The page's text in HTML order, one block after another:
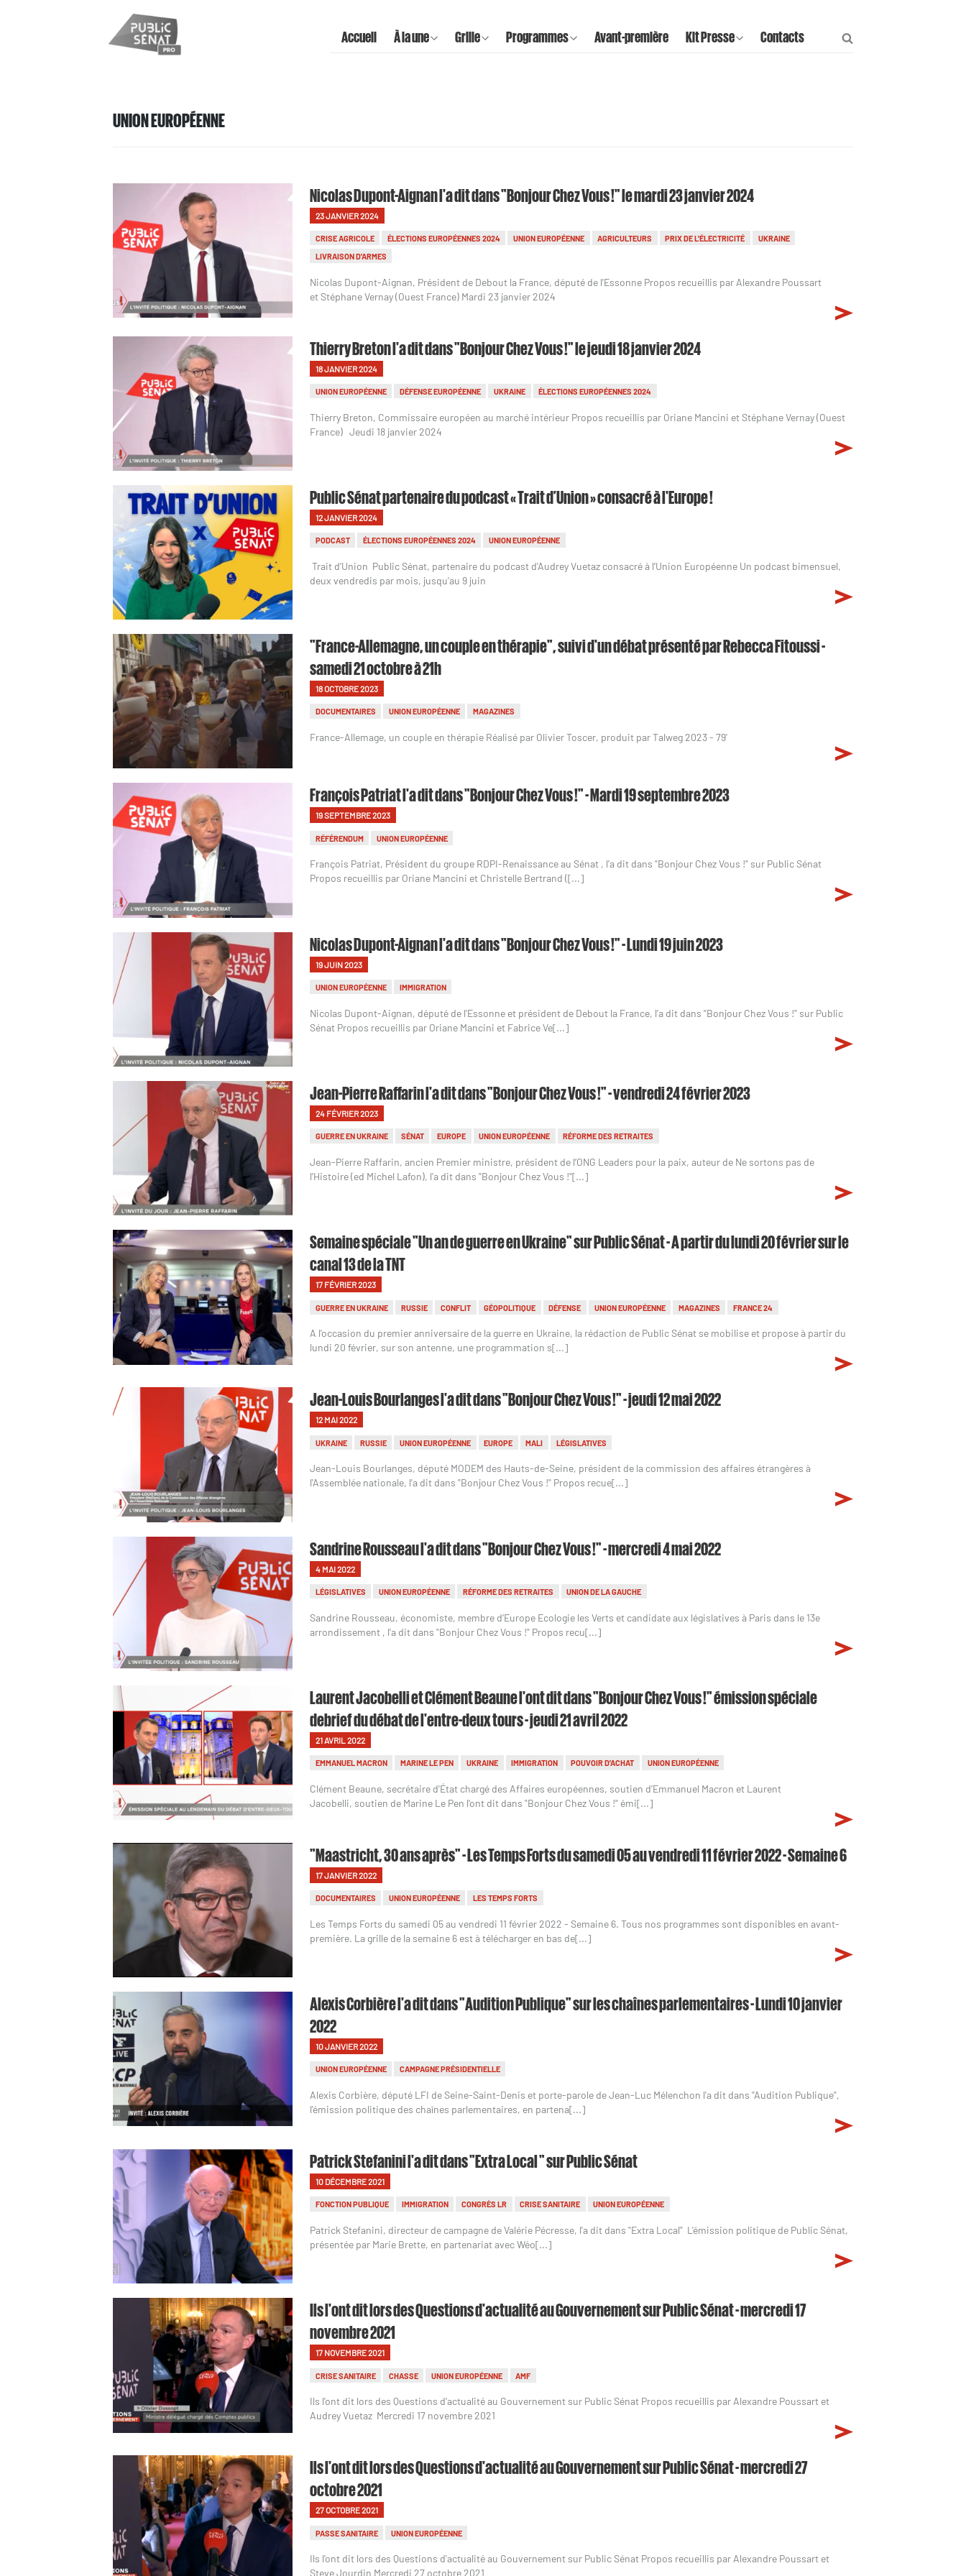
Accueil À la une Grille Programmes Avant-première Kit Presse Contacts
UNION EUROPÉENNE
Nicolas Dupont-Aignan l'a dit dans "Bonjour Chez Vous !" le mardi 23 janvier 2024
23 JANVIER 2024
CRISE AGRICOLE ÉLECTIONS EUROPÉENNES 2024 UNION EUROPÉENNE AGRICULTEURS PRIX DE L'ÉLECTRICITÉ
UKRAINE
LIVRAISON D'ARMES
Nicolas Dupont-Aignan, Président de Debout la France, député de l'Essonne Propos recueillis par Alexandre Poussart
et Stéphane Vernay (Ouest France) Mardi 23 janvier 2024
Thierry Breton l'a dit dans "Bonjour Chez Vous !" le jeudi 18 janvier 2024
18 JANVIER 2024
UNION EUROPÉENNE DÉFENSE EUROPÉENNE UKRAINE ÉLECTIONS EUROPÉENNES 2024
Thierry Breton, Commissaire européen au marché intérieur Propos recueillis par Oriane Mancini et Stéphane Vernay (Ouest
France) Jeudi 18 janvier 2024
Public Sénat partenaire du podcast « Trait d’Union » consacré à l'Europe !
12 JANVIER 2024
PODCAST ÉLECTIONS EUROPÉENNES 2024 UNION EUROPÉENNE
Trait d’Union Public Sénat, partenaire du podcast d'Audrey Vuetaz consacré à l’Union Européenne Un podcast bimensuel,
deux vendredis par mois, jusqu'au 9 juin
"France-Allemagne, un couple en thérapie", suivi d'un débat présenté par Rebecca Fitoussi -
samedi 21 octobre à 21h
18 OCTOBRE 2023
DOCUMENTAIRES UNION EUROPÉENNE MAGAZINES
France-Allemage, un couple en thérapie Réalisé par Olivier Toscer, produit par Talweg 2023 - 79'
François Patriat l'a dit dans "Bonjour Chez Vous !" - Mardi 19 septembre 2023
19 SEPTEMBRE 2023
RÉFÉRENDUM UNION EUROPÉENNE
François Patriat, Président du groupe RDPI-Renaissance au Sénat , l'a dit dans "Bonjour Chez Vous !" sur Public Sénat
Propos recueillis par Oriane Mancini et Christelle Bertrand ([...]
Nicolas Dupont-Aignan l'a dit dans "Bonjour Chez Vous !" - Lundi 19 juin 2023
19 JUIN 2023
UNION EUROPÉENNE IMMIGRATION
Nicolas Dupont-Aignan, député de l'Essonne et président de Debout la France, l'a dit dans "Bonjour Chez Vous !" sur Public
Sénat Propos recueillis par Oriane Mancini et Fabrice Ve[...]
Jean-Pierre Raffarin l'a dit dans "Bonjour Chez Vous !" - vendredi 24 février 2023
24 FÉVRIER 2023
GUERRE EN UKRAINE SÉNAT EUROPE UNION EUROPÉENNE RÉFORME DES RETRAITES
Jean-Pierre Raffarin, ancien Premier ministre, président de l’ONG Leaders pour la paix, auteur de Ne sortons pas de
l’Histoire (ed Michel Lafon), l'a dit dans "Bonjour Chez Vous !"[...]
Semaine spéciale "Un an de guerre en Ukraine" sur Public Sénat - A partir du lundi 20 février sur le
canal 13 de la TNT
17 FÉVRIER 2023
GUERRE EN UKRAINE RUSSIE CONFLIT GÉOPOLITIQUE DÉFENSE UNION EUROPÉENNE MAGAZINES FRANCE 24
A l'occasion du premier anniversaire de la guerre en Ukraine, la rédaction de Public Sénat se mobilise et propose à partir du
lundi 20 février, sur son antenne, une programmation s[...]
Jean-Louis Bourlanges l'a dit dans "Bonjour Chez Vous !" - jeudi 12 mai 2022
12 MAI 2022
UKRAINE RUSSIE UNION EUROPÉENNE EUROPE MALI LÉGISLATIVES
Jean-Louis Bourlanges, député MODEM des Hauts-de-Seine, président de la commission des affaires étrangères à
l'Assemblée nationale, l'a dit dans "Bonjour Chez Vous !" Propos recue[...]
Sandrine Rousseau l'a dit dans "Bonjour Chez Vous !" - mercredi 4 mai 2022
4 MAI 2022
LÉGISLATIVES UNION EUROPÉENNE RÉFORME DES RETRAITES UNION DE LA GAUCHE
Sandrine Rousseau, économiste, membre d’Europe Ecologie les Verts et candidate aux législatives à Paris dans le 13e
arrondissement , l'a dit dans "Bonjour Chez Vous !" Propos recu[...]
Laurent Jacobelli et Clément Beaune l'ont dit dans "Bonjour Chez Vous !" émission spéciale
debrief du débat de l'entre-deux tours - jeudi 21 avril 2022
21 AVRIL 2022
EMMANUEL MACRON MARINE LE PEN UKRAINE IMMIGRATION POUVOIR D'ACHAT UNION EUROPÉENNE
Clément Beaune, secrétaire d'État chargé des Affaires européennes, soutien d’Emmanuel Macron et Laurent
Jacobelli, soutien de Marine Le Pen l'ont dit dans "Bonjour Chez Vous !" émi[...]
"Maastricht, 30 ans après" - Les Temps Forts du samedi 05 au vendredi 11 février 2022 - Semaine 6
17 JANVIER 2022
DOCUMENTAIRES UNION EUROPÉENNE LES TEMPS FORTS
Les Temps Forts du samedi 05 au vendredi 11 février 2022 - Semaine 6. Tous nos programmes sont disponibles en avant-
première. La grille de la semaine 6 est à télécharger en bas de[...]
Alexis Corbière l'a dit dans "Audition Publique" sur les chaînes parlementaires - Lundi 10 janvier
2022
10 JANVIER 2022
UNION EUROPÉENNE CAMPAGNE PRÉSIDENTIELLE
Alexis Corbière, député LFI de Seine-Saint-Denis et porte-parole de Jean-Luc Mélenchon l'a dit dans "Audition Publique",
l'émission politique des chaînes parlementaires, en partena[...]
Patrick Stefanini l'a dit dans "Extra Local " sur Public Sénat
10 DÉCEMBRE 2021
FONCTION PUBLIQUE IMMIGRATION CONGRÈS LR CRISE SANITAIRE UNION EUROPÉENNE
Patrick Stefanini, directeur de campagne de Valérie Pécresse, l'a dit dans "Extra Local" L'émission politique de Public Sénat,
présentée par Marie Brette, en partenariat avec Wéo[...]
Ils l'ont dit lors des Questions d'actualité au Gouvernement sur Public Sénat - mercredi 17
novembre 2021
17 NOVEMBRE 2021
CRISE SANITAIRE CHASSE UNION EUROPÉENNE AMF
Ils l'ont dit lors des Questions d'actualité au Gouvernement sur Public Sénat Propos recueillis par Alexandre Poussart et
Audrey Vuetaz Mercredi 17 novembre 2021
Ils l'ont dit lors des Questions d'actualité au Gouvernement sur Public Sénat - mercredi 27
octobre 2021
27 OCTOBRE 2021
PASSE SANITAIRE UNION EUROPÉENNE
Ils l'ont dit lors des Questions d'actualité au Gouvernement sur Public Sénat Propos recueillis par Alexandre Poussart et
Steve Jourdin Mercredi 27 octobre 2021